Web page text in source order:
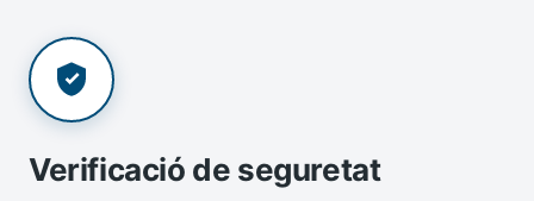
Verificació de seguretat